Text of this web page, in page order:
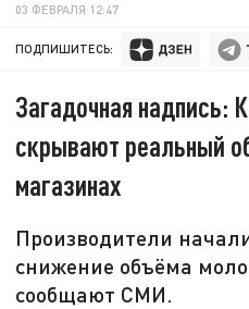
03 ФЕВРАЛЯ 12:47
ПОДПИШИТЕСЬ:
Загадочная надпись:
скрывают реальный
магазинах
Производители
снижение объёма
сообщают СМИ.